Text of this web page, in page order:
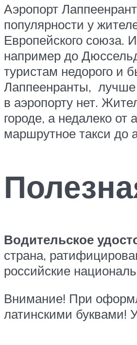
Аэропорт
популярности у
Европейского союза.
например до
туристам недорого и
Лаппеенранты, лучше
в аэропорту нет.
городе, а недалеко от
маршрутное такси до
Водительское
страна,
российские
Внимание! При
латинскими буквами!